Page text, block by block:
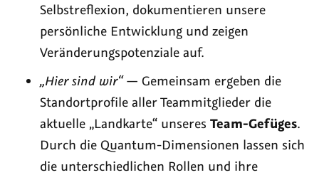
Selbstreflexion, dokumentieren unsere
persönliche Entwicklung und zeigen
Veränderungspotenziale auf.
„Hier sind wir“— Gemeinsam ergeben die
Standortprofile aller Teammitglieder die
aktuelle „Landkarte“ unseres Team-Gefüges.
Durch die Quantum-Dimensionen lassen sich
die unterschiedlichen Rollen und ihre